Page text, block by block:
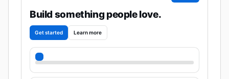
Build something people love.
Get started Learn more